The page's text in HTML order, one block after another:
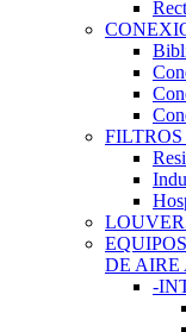
EQUIPOS
DE AIRE
-